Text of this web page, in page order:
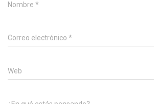
Nombre *
Correo electrónico *
Web